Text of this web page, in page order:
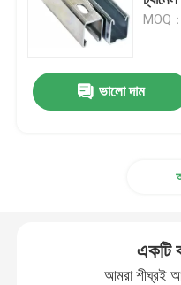
স্টেইনলেস স্টীল কয়েল
অ্যালুমিনিয়াম শীট
কার্বন ইস্পাত প্লেট
MOQ
ভালো দাম
একটি
আমরা শীঘ্রই